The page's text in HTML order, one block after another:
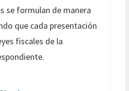
se formulan de manera
que cada presentación
fiscales de la